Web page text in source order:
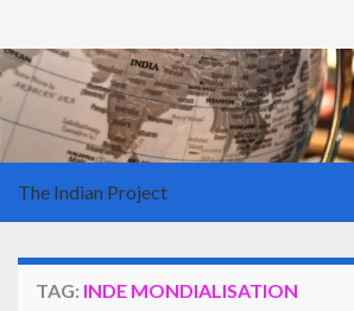
The Indian Project
TAG: INDE MONDIALISATION